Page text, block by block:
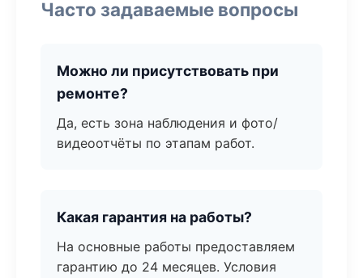
Часто задаваемые вопросы
Можно ли присутствовать при
ремонте?
Да, есть зона наблюдения и фото/
видеоотчёты по этапам работ.
Какая гарантия на работы?
На основные работы предоставляем
гарантию до 24 месяцев. Условия